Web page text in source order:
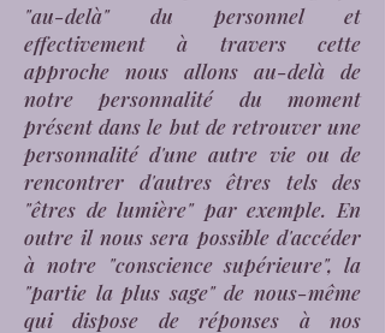
"au-delà" du personnel et
effectivement à travers cette
approche nous allons au-delà de
notre personnalité du moment
présent dans le but de retrouver une
personnalité d'une autre vie ou de
rencontrer d'autres êtres tels des
"êtres de lumière" par exemple. En
outre il nous sera possible d'accéder
à notre "conscience supérieure", la
"partie la plus sage" de nous-même
qui dispose de réponses à nos